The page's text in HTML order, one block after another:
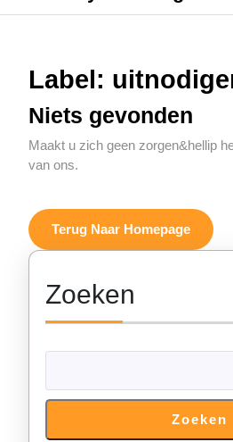
Label:
Niets gevonden
Maakt u zich geen zorgen&hellip
van ons.
Terug Naar HomepageTerug
Naar
Zoeken
Zoeken